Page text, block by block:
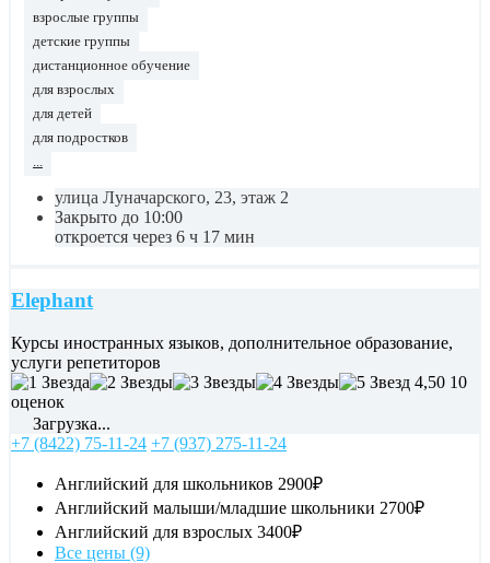
взрослые группы
детские группы
дистанционное обучение
для взрослых
для детей
для подростков
улица Луначарского, 23, этаж 2
Закрыто до 10:00
откроется через 6 ч 17 мин
Elephant
Курсы иностранных языков, дополнительное образование,
услуги репетиторов
4,50 10
оценок
Загрузка...
+7 (8422) 75-11-24 +7 (937) 275-11-24
Английский для школьников 2900₽
Английский малыши/младшие школьники 2700₽
Английский для взрослых 3400₽
Все цены (9)